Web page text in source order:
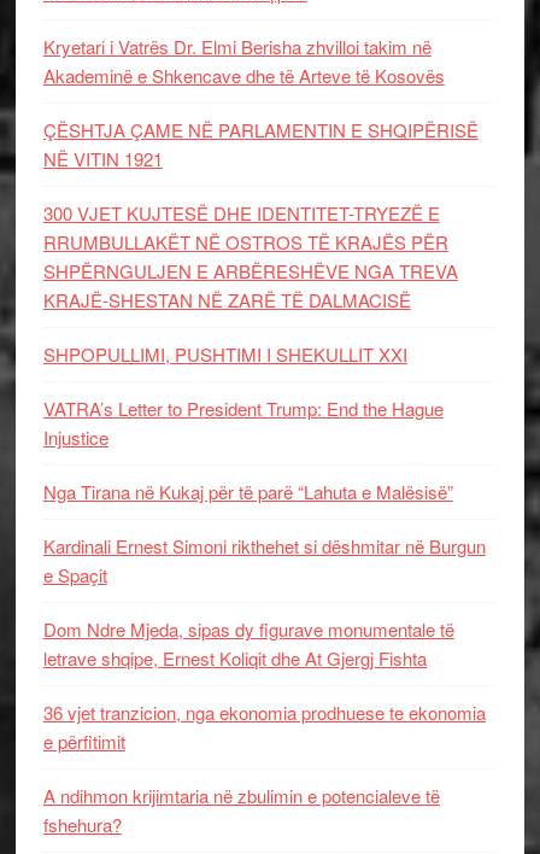
Kryetari i Vatrës Dr. Elmi Berisha zhvilloi takim në
Akademinë e Shkencave dhe të Arteve të Kosovës
ÇËSHTJA ÇAME NË PARLAMENTIN E SHQIPËRISË
NË VITIN 1921
300 VJET KUJTESË DHE IDENTITET-TRYEZË E
RRUMBULLAKËT NË OSTROS TË KRAJËS PËR
SHPËRNGULJEN E ARBËRESHËVE NGA TREVA
KRAJË-SHESTAN NË ZARË TË DALMACISË
SHPOPULLIMI, PUSHTIMI I SHEKULLIT XXI
VATRA’s Letter to President Trump: End the Hague
Injustice
Nga Tirana në Kukaj për të parë “Lahuta e Malësisë”
Kardinali Ernest Simoni rikthehet si dëshmitar në Burgun
e Spaçit
Dom Ndre Mjeda, sipas dy figurave monumentale të
letrave shqipe, Ernest Koliqit dhe At Gjergj Fishta
36 vjet tranzicion, nga ekonomia prodhuese te ekonomia
e përfitimit
A ndihmon krijimtaria në zbulimin e potencialeve të
fshehura?